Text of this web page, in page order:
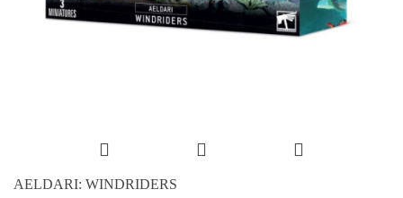
AELDARI: WINDRIDERS